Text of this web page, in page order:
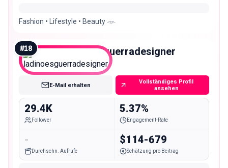
Fashion • Lifestyle • Beauty 𓁹
#18 ladinoesguerradesigner
Micro
E-Mail erhalten
Vollständiges Profil
ansehen
29.4K
Follower
5.37%
Engagement-Rate
-
Durchschn. Aufrufe
$114-679
Schätzung pro Beitrag